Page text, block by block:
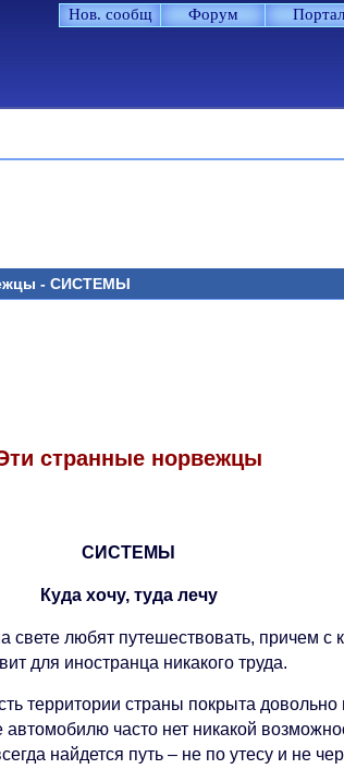
Нов. сообщ Форум Портал
- СИСТЕМЫ
странные норвежцы
СИСТЕМЫ
Куда хочу, туда лечу
свете любят путешествовать, причем с
для иностранца никакого труда.
территории страны покрыта
часто нет никакой
найдется путь – не по утесу и не